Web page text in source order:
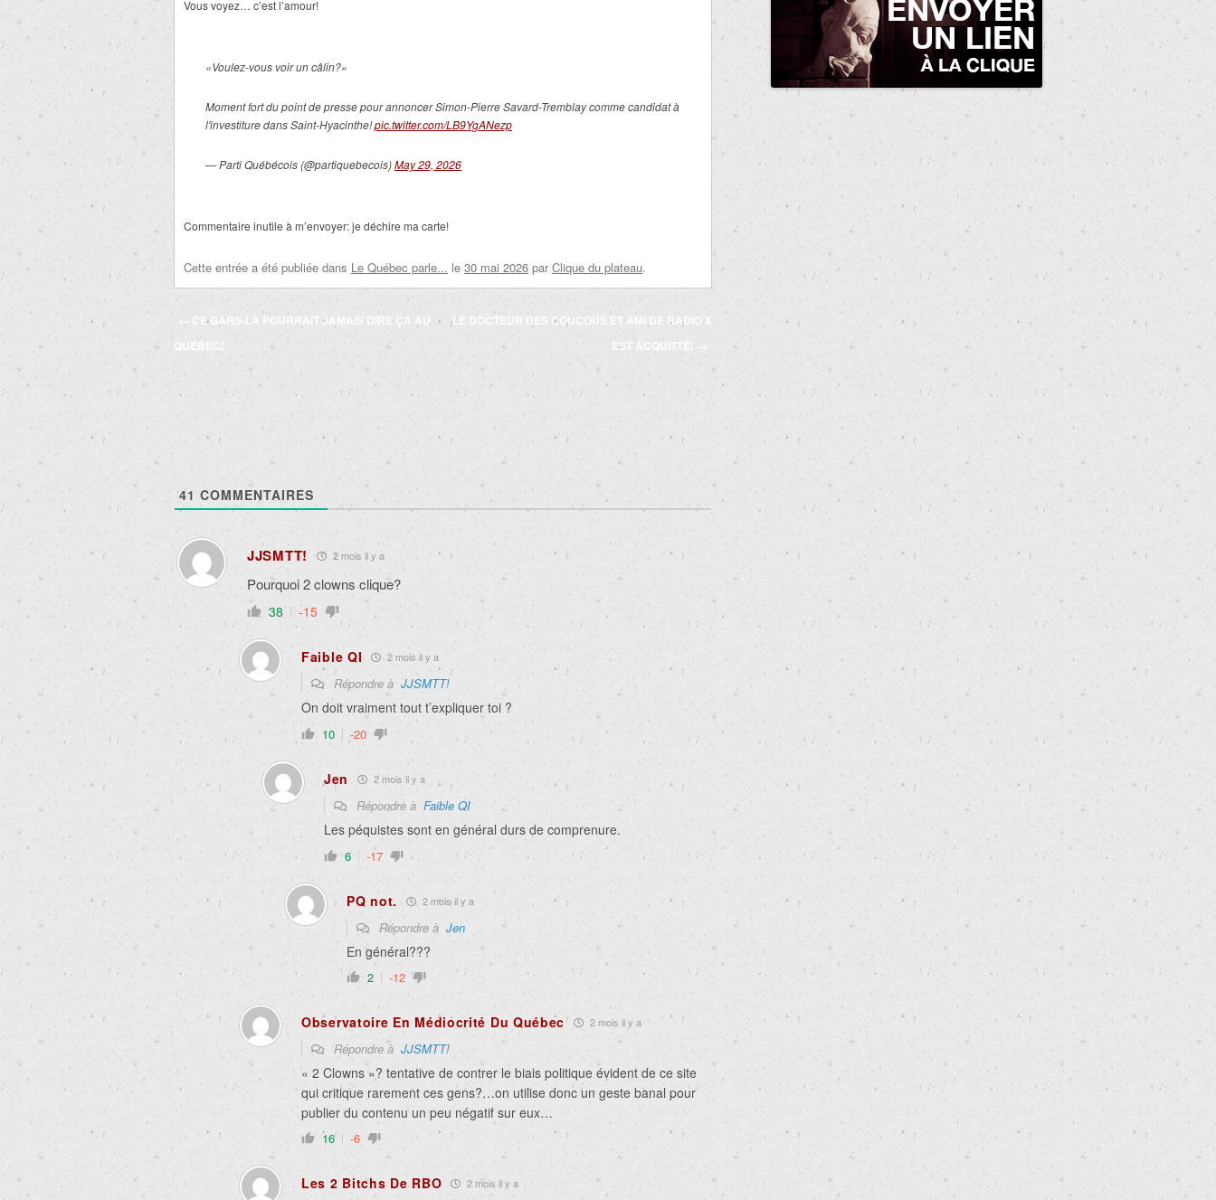
Vous voyez… c’est l’amour!
«Voulez-vous voir un câlin?»
Moment fort du point de presse pour annoncer Simon-Pierre Savard-Tremblay comme candidat à
l'investiture dans Saint-Hyacinthe!pic.twitter.com/LB9YgANezp
— Parti Québécois (@partiquebecois)May 29, 2026
Commentaire inutile à m’envoyer: je déchire ma carte!
Cette entrée a été publiée dans Le Québec parle... le 30 mai 2026 par Clique du plateau.
Navigation
des
← CE GARS-LÀ POURRAIT JAMAIS DIRE ÇA AU
QUÉBEC!
LE DOCTEUR DES COUCOUS ET AMI DE RADIO X
EST ACQUITTÉ!
→
41 COMMENTAIRES
JJSMTT! 2 mois il y a
Pourquoi 2 clowns clique?
38 -15
Faible QI 2 mois il y a
Répondre à JJSMTT!
On doit vraiment tout t’expliquer toi ?
10 -20
Jen 2 mois il y a
Répondre à Faible QI
Les péquistes sont en général durs de comprenure.
6 -17
PQ not. 2 mois il y a
Répondre à Jen
En général???
2 -12
Observatoire En Médiocrité Du Québec 2 mois il y a
Répondre à JJSMTT!
« 2 Clowns »? tentative de contrer le biais politique évident de ce site
qui critique rarement ces gens?…on utilise donc un geste banal pour
publier du contenu un peu négatif sur eux…
16 -6
Les 2 Bitchs De RBO 2 mois il y a